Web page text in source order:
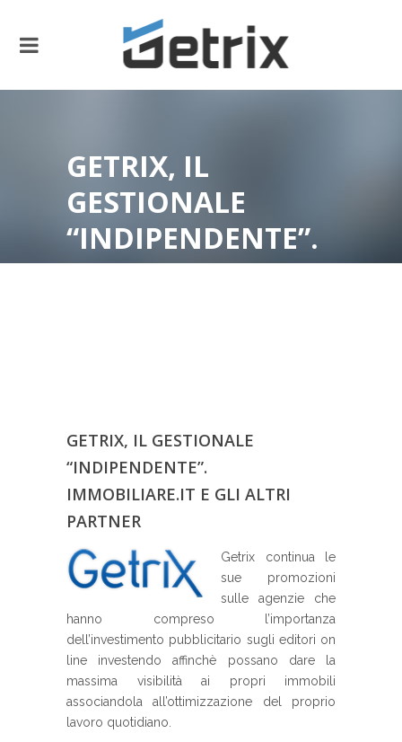
GETRIX, IL
GESTIONALE
“INDIPENDENTE”.
IMMOBILIARE.IT E
Immobiliare.it e gli altri partner
GETRIX, IL GESTIONALE
“INDIPENDENTE”.
IMMOBILIARE.IT E GLI ALTRI
PARTNER
Getrix continua le
sue promozioni
sulle agenzie che
hanno compreso l’importanza
dell’investimento pubblicitario sugli editori on
line investendo affinchè possano dare la
massima visibilità ai propri immobili
associandola all’ottimizzazione del proprio
lavoro quotidiano.